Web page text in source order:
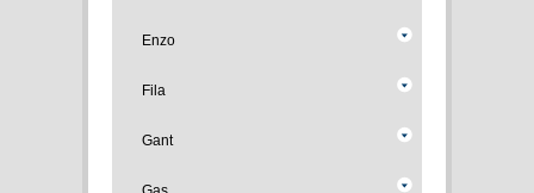
Enzo
Fila
Gant